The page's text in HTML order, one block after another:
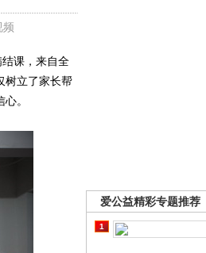
频
爱公益精彩专题推荐
1
课，来自全
树立了家长帮
。